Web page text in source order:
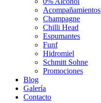
Acompañamientos
Champagne
Chilli Head
Espumantes
Funf
Hidromiel
Schmitt Sohne
Promociones
Blog
Galería
Contacto